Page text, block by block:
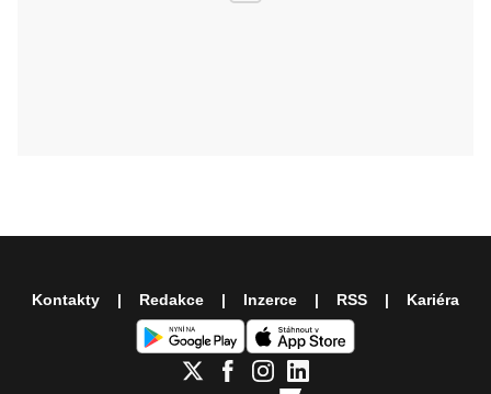
Kontakty Redakce Inzerce RSS Kariéra